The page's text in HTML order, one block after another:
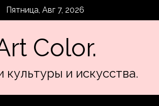
Пятница, Авг 7, 2026
Color.
культуры и искусства.